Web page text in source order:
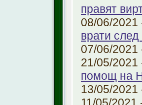
правят
08/06/2021
врати
07/06/2021
21/05/2021
помощ на
13/05/2021